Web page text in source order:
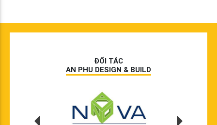
ĐỐI TÁC
AN PHU DESIGN & BUILD